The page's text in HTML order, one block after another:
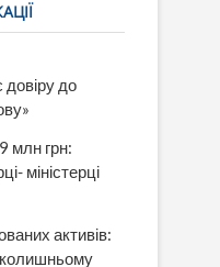
довіру до
млн грн:
міністерці
активів: